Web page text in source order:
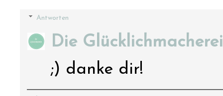
Antworten
Die Glücklichmacherei
;) danke dir!